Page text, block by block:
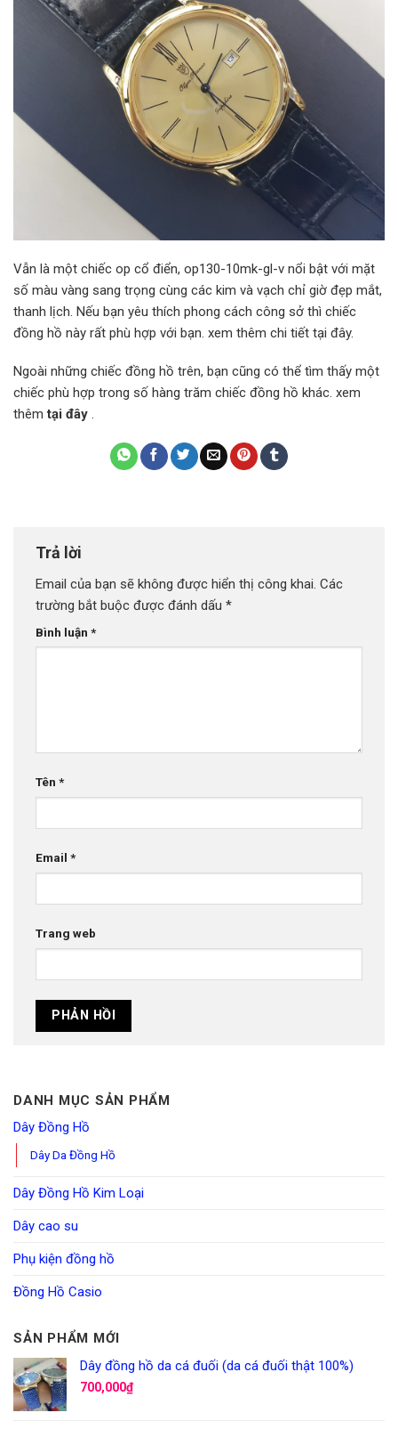
Vẫn là một chiếc op cổ điển, op130-10mk-gl-v nổi bật với mặt
số màu vàng sang trọng cùng các kim và vạch chỉ giờ đẹp mắt,
thanh lịch. Nếu bạn yêu thích phong cách công sở thì chiếc
đồng hồ này rất phù hợp với bạn. xem thêm chi tiết tại đây.
Ngoài những chiếc đồng hồ trên, bạn cũng có thể tìm thấy một
chiếc phù hợp trong số hàng trăm chiếc đồng hồ khác. xem
thêmtại đây .
Trả lời
Email của bạn sẽ không được hiển thị công khai. Các
trường bắt buộc được đánh dấu *
Bình luận *
Tên *
Email *
Trang web
DANH MỤC SẢN PHẨM
Dây Đồng Hồ
Dây Da Đồng Hồ
Dây Đồng Hồ Kim Loại
Dây cao su
Phụ kiện đồng hồ
Đồng Hồ Casio
SẢN PHẨM MỚI
Dây đồng hồ da cá đuối (da cá đuối thật 100%)
700,000₫